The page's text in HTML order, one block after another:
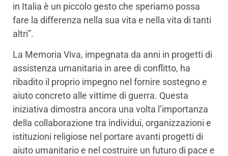
in Italia è un piccolo gesto che speriamo possa
fare la differenza nella sua vita e nella vita di tanti
altri”.
La Memoria Viva, impegnata da anni in progetti di
assistenza umanitaria in aree di conflitto, ha
ribadito il proprio impegno nel fornire sostegno e
aiuto concreto alle vittime di guerra. Questa
iniziativa dimostra ancora una volta l’importanza
della collaborazione tra individui, organizzazioni e
istituzioni religiose nel portare avanti progetti di
aiuto umanitario e nel costruire un futuro di pace e